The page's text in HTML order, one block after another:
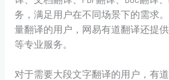
务，满足用户在不同场景下的需求
量翻译的用户，网易有道翻译还提
等专业服务。
对于需要大段文字翻译的用户，有